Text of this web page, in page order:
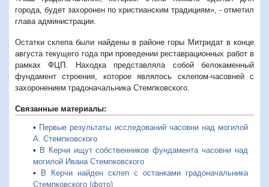
города, будет захоронен по христианским традициям», - отметил
глава администрации.
Остатки склепа были найдены в районе горы Митридат в конце
августа текущего года при проведении реставрационных работ в
рамках ФЦП. Находка представляла собой белокаменный
фундамент строения, которое являлось склепом-часовней с
захоронением градоначальника Стемпковского.
Связанные материалы:
• Первые результаты исследований часовни над могилой
А. Стемпковского
• В Керчи ищут собственников фундамента часовни над
могилой Ивана Стемпковского
• В Керчи найден склеп с останками градоначальника
Стемпковского (фото)